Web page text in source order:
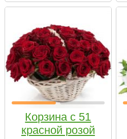
Корзина с 51
красной розой